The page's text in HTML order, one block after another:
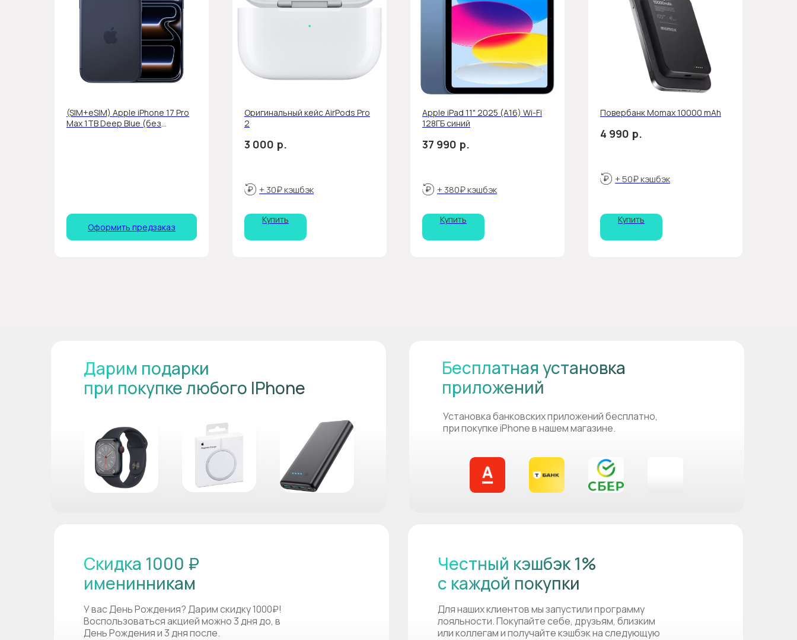
(SIM+eSIM) Apple iPhone 17 Pro
Max 1ТВ Deep Blue (без
Оформить предзаказ
Оригинальный кейс AirPods Pro
2
3 000 р.
+ 30₽ кэшбэк
Купить
Apple iPad 11" 2025 (A16) Wi-Fi
128ГБ синий
37 990 р.
+ 380₽ кэшбэк
Купить
Повербанк Momax 10000 mAh
4 990 р.
+ 50₽ кэшбэк
Купить
Дарим подарки
при покупке любого IPhone
Установка банковских приложений бесплатно,
при покупке iPhone в нашем магазине.
Бесплатная установка
приложений
Скидка 1000 ₽
именинникам
Для наших клиентов мы запустили программу
лояльности. Покупайте себе, друзьям, близким
или коллегам и получайте кэшбэк на следующую
Честный кэшбэк 1%
с каждой покупки
У вас День Рождения? Дарим скидку 1000₽!
Воспользоваться акцией можно 3 дня до, в
День Рождения и 3 дня после.